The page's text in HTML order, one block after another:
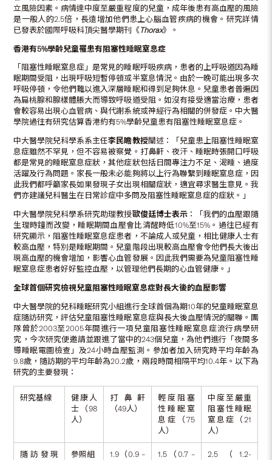
立風險因素。病情達中度至嚴重程度的兒童，成年後患有高血壓的風險
是一般人的2.5倍，長遠增加他們患上心腦血管疾病的機會。研究詳情
已發表於國際呼吸科頂尖醫學期刊《Thorax》。
香港有5%學齡兒童罹患有阻塞性睡眠窒息症
「阻塞性睡眠窒息症」是常見的睡眠呼吸疾病，患者的上呼吸道因為睡
眠期間受阻，出現呼吸短暫停頓或半窒息情況。由於一晚可能出現多次
呼吸停頓，令他們難以進入深層睡眠和得到足夠休息。兒童患者普遍因
為扁桃腺和腺樣體脹大而導致呼吸道受阻。如沒有接受適當治療，患者
會較容易出現心血管病、與代謝系統或神經行為相關的併發症。中大醫
學院過往有研究估算香港約有5%學齡兒童患有阻塞性睡眠窒息症。
中大醫學院兒科學系系主任李民瞻教授闡述：「兒童患上阻塞性睡眠窒
息症雖然不罕見，但不容易被察覺。打鼻鼾、夜汗、睡眠時張開口呼吸
都是常見的睡眠窒息症狀，其他症狀包括日間專注力不足、渴睡、過度
活躍及行為問題。家長一般未必能夠將以上行為聯繫到睡眠窒息症，因
此我們都呼籲家長如果發現子女出現相關症狀，適宜尋求醫生意見。我
們亦建議兒科醫生在日常診症中多問及阻塞性睡眠窒息症的症狀。」
中大醫學院兒科學系研究助理教授歐俊廷博士表示：「我們的血壓跟隨
生理時鐘而改變，睡眠期間血壓會比清醒時低10%至15%。過往已經有
研究顯示，阻塞性睡眠窒息症患者，不論成人或兒童，相比健康人士有
較高血壓，特別是睡眠期間。兒童階段出現較高血壓會令他們長大後出
現高血壓的機會增加，影響心血管發展。因此我們需要為兒童阻塞性睡
眠窒息症患者好好監控血壓，以管理他們長期的心血管健康。」
全球首個研究檢視兒童阻塞性睡眠窒息症對長大後的血壓影響
中大醫學院的兒科睡眠研究小組進行全球首個為期10年的兒童睡眠窒息
症隨訪研究，評估兒童阻塞性睡眠窒息症與長大後血壓情況的關聯。團
隊曾於2003至2005年間進行一項兒童阻塞性睡眠窒息症流行病學研
究，今次研究便邀請並跟進了當中的243個兒童，為他們進行「夜間多
導睡眠電圖檢查」及24小時血壓監測。參加者加入研究時平均年齡為
9.8歲，隨訪期的平均年齡為20.2歲，兩段時間相隔平均10.4年。以下為
研究的主要發現：
研究基線
健康人
士（98
人）
打鼻鼾
（49人）
輕度阻塞
性睡眠窒
息症（75
人）
中度至嚴重
阻塞性睡眠
窒息症（21
人）
隨訪發現
參照組
1.9（0.9 –
1.5（0.7 –
2.5（1.2-